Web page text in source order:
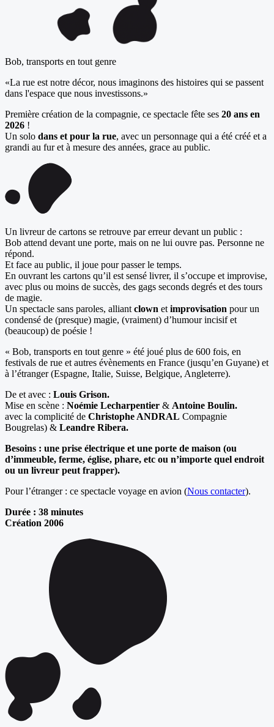
Bob, transports en tout genre
«La rue est notre décor, nous imaginons des histoires qui se passent
dans l'espace que nous investissons.»
Première création de la compagnie, ce spectacle fête ses 20 ans en
2026 !
Un solo dans et pour la rue, avec un personnage qui a été créé et a
grandi au fur et à mesure des années, grace au public.
Un livreur de cartons se retrouve par erreur devant un public :
Bob attend devant une porte, mais on ne lui ouvre pas. Personne ne
répond.
Et face au public, il joue pour passer le temps.
En ouvrant les cartons qu’il est sensé livrer, il s’occupe et improvise,
avec plus ou moins de succès, des gags seconds degrés et des tours
de magie.
Un spectacle sans paroles, alliant clown et improvisation pour un
condensé de (presque) magie, (vraiment) d’humour incisif et
(beaucoup) de poésie !
« Bob, transports en tout genre » été joué plus de 600 fois, en
festivals de rue et autres évènements en France (jusqu’en Guyane) et
à l’étranger (Espagne, Italie, Suisse, Belgique, Angleterre).
De et avec : Louis Grison.
Mise en scène : Noémie Lecharpentier & Antoine Boulin.
avec la complicité de Christophe ANDRAL Compagnie
Bougrelas) & Leandre Ribera.
Besoins : une prise électrique et une porte de maison (ou
d’immeuble, ferme, église, phare, etc ou n’importe quel endroit
ou un livreur peut frapper).
Pour l’étranger : ce spectacle voyage en avion (Nous contacter).
Durée : 38 minutes
Création 2006